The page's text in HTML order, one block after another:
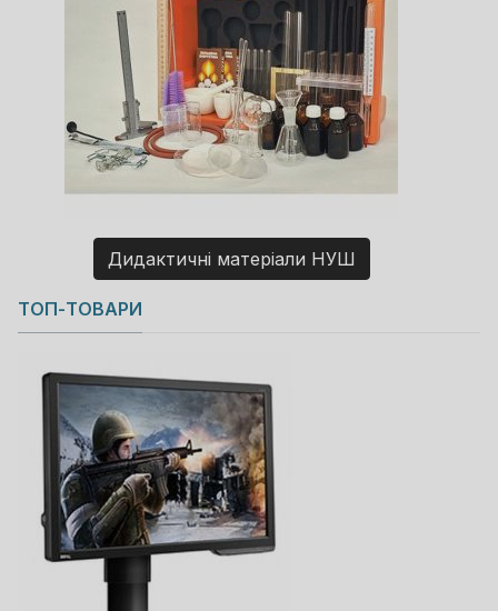
Дидактичні матеріали НУШ
Copyright MAXXmarketing GmbH
JoomShopping Download & Support
ТОП-ТОВАРИ